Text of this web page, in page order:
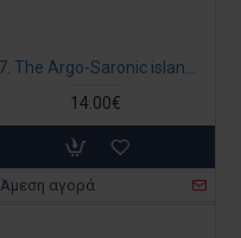
07. The Argo-Saronic islands: Salamis, Aegina, Angistri, Poros, Hydra, Spetses - McGilchrist’s Greek Islands
14.00€
Άμεση αγορά